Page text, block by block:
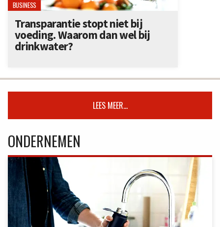
BUSINESS
Transparantie stopt niet bij
voeding. Waarom dan wel bij
drinkwater?
LEES MEER...
ONDERNEMEN